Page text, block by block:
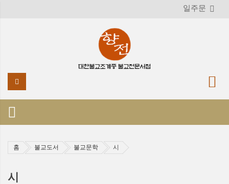
일주문
홈 불교도서 불교문학 시
시